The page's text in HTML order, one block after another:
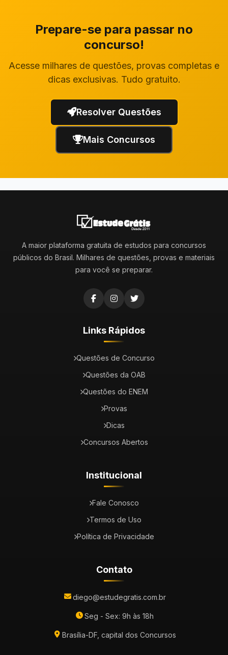
Prepare-se para passar no
concurso!
Acesse milhares de questões, provas completas e
dicas exclusivas. Tudo gratuito.
Resolver Questões
Mais Concursos
A maior plataforma gratuita de estudos para concursos
públicos do Brasil. Milhares de questões, provas e materiais
para você se preparar.
Links Rápidos
Questões de Concurso
Questões da OAB
Questões do ENEM
Provas
Dicas
Concursos Abertos
Institucional
Fale Conosco
Termos de Uso
Política de Privacidade
Contato
diego@estudegratis.com.br
Seg - Sex: 9h às 18h
Brasília-DF, capital dos Concursos